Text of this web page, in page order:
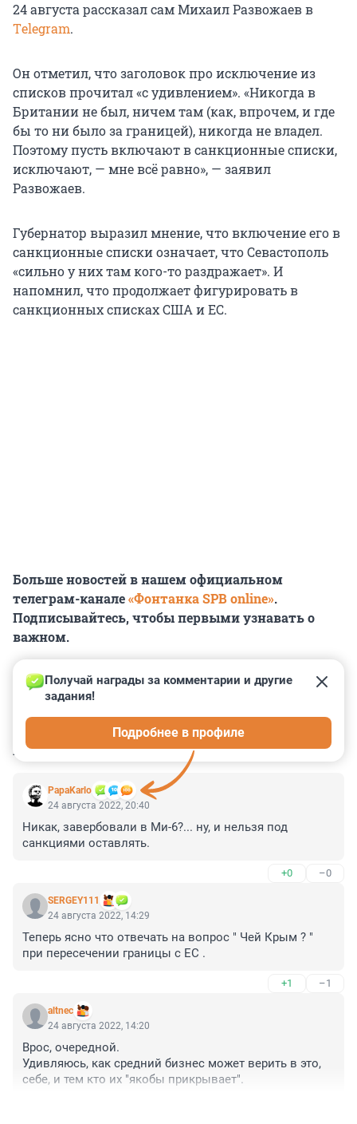
24 августа рассказал сам Михаил Развожаев в
Тelegram.
Он отметил, что заголовок про исключение из
списков прочитал «с удивлением». «Никогда в
Британии не был, ничем там (как, впрочем, и где
бы то ни было за границей), никогда не владел.
Поэтому пусть включают в санкционные списки,
исключают, — мне всё равно», — заявил
Развожаев.
Губернатор выразил мнение, что включение его в
санкционные списки означает, что Севастополь
«сильно у них там кого-то раздражает». И
напомнил, что продолжает фигурировать в
санкционных списках США и ЕС.
Больше новостей в нашем официальном
телеграм-канале«Фонтанка SPB online».
Подписывайтесь, чтобы первыми узнавать о
важном.
КОММЕНТАРИИ 6
PapaKarlo
Получай награды за комментарии и другие
задания!
Подробнее в профиле
24 августа 2022, 20:40
Никак, завербовали в Ми-6?... ну, и нельзя под
санкциями оставлять.
+0 –0
SERGEY111
24 августа 2022, 14:29
Теперь ясно что отвечать на вопрос " Чей Крым ? "
при пересечении границы с ЕС .
+1 –1
altnec
24 августа 2022, 14:20
Врос, очередной.
Удивляюсь, как средний бизнес может верить в это,
себе, и тем кто их "якобы прикрывает".